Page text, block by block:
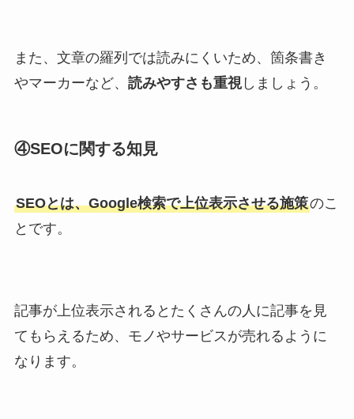
また、文章の羅列では読みにくいため、箇条書き
やマーカーなど、 読みやすさも重視しましょう。
④SEOに関する知見
SEOとは、Google検索で上位表示させる施策のこ
とです。
記事が上位表示されるとたくさんの人に記事を見
てもらえるため、モノやサービスが売れるように
なります。